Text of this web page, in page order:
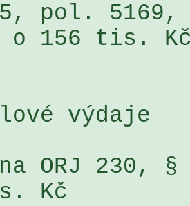
pol. 5169,
o 156 tis.
výdaje
ORJ 230,
Kč